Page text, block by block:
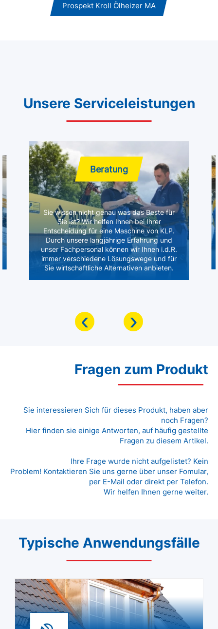
Prospekt Kroll Ölheizer MA
Unsere Serviceleistungen
Beratung
Sie wissen nicht genau was das Beste für
Sie ist? Wir helfen Ihnen bei Ihrer
Entscheidung für eine Maschine von KLP.
Durch unsere langjährige Erfahrung und
unser Fachpersonal können wir Ihnen i.d.R.
immer verschiedene Lösungswege und für
Sie wirtschaftliche Alternativen anbieten.
‹ ›
Fragen zum Produkt
Sie interessieren Sich für dieses Produkt, haben aber
noch Fragen?
Hier finden sie einige Antworten, auf häufig gestellte
Fragen zu diesem Artikel.
Ihre Frage wurde nicht aufgelistet? Kein
Problem! Kontaktieren Sie uns gerne über unser Fomular,
per E-Mail oder direkt per Telefon.
Wir helfen Ihnen gerne weiter.
Typische Anwendungsfälle